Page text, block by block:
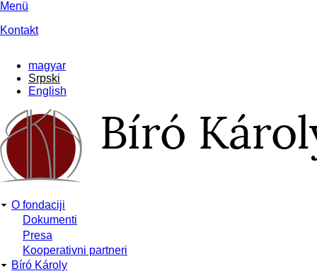
Skip
main
Menü
Kontakt
magyar
Srpski
English
Main
navigation
O fondaciji
Dokumenti
Presa
Kooperativni partneri
Bíró Károly